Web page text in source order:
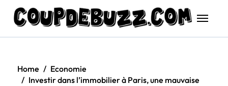
content
Home
Economie
Investir dans l’immobilier à Paris, une mauvaise